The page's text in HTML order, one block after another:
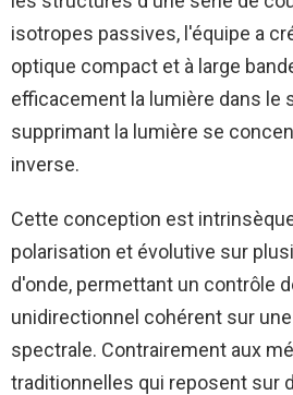
isotropes passives, l'équipe a
optique compact et à large
efficacement la lumière dans le
supprimant la lumière se
inverse.
Cette conception est
polarisation et évolutive sur
d'onde, permettant un contrôle
unidirectionnel cohérent sur
spectrale. Contrairement aux
traditionnelles qui reposent sur